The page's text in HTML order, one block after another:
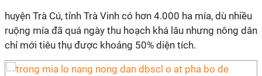
huyện Trà Cú, tỉnh Trà Vinh có hơn 4.000 ha mía, dù nhiều
ruộng mía đã quá ngày thu hoạch khá lâu nhưng nông dân
chỉ mới tiêu thụ được khoảng 50% diện tích.